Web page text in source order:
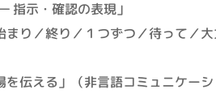
指示・確認の表現」
まり／終り／１つずつ／待って／
を伝える」（非言語コミュニケーシ